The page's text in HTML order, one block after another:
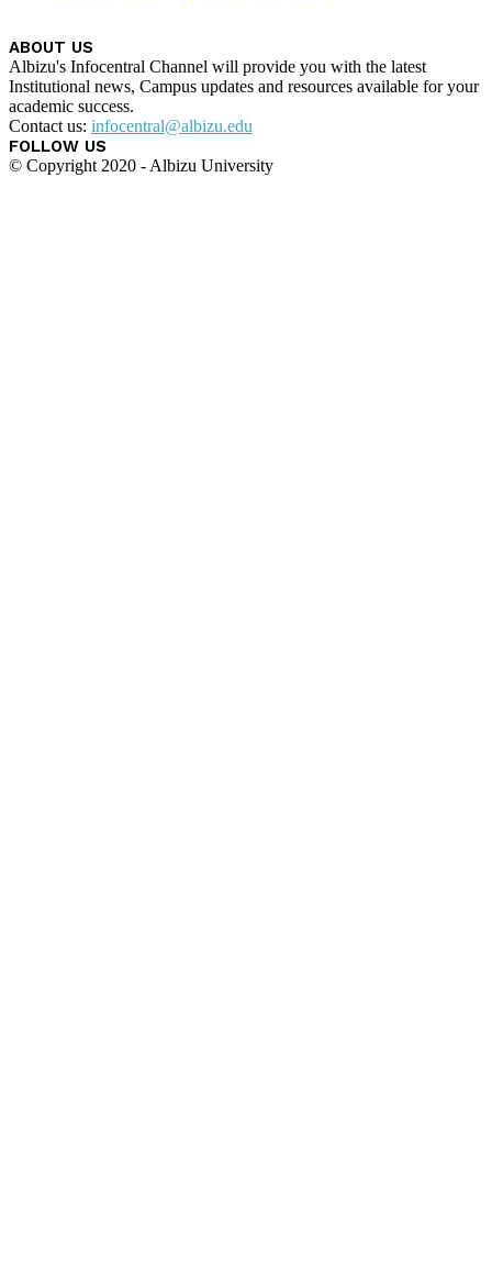
ABOUT US
Albizu's Infocentral Channel will provide you with the latest
Institutional news, Campus updates and resources available for your
academic success.
Contact us: infocentral@albizu.edu
FOLLOW US
© Copyright 2020 - Albizu University